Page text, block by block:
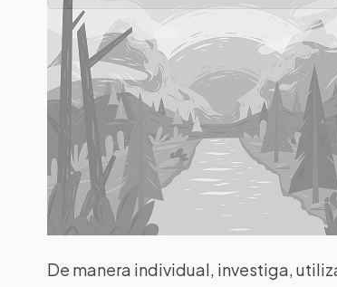
De manera individual, investiga,